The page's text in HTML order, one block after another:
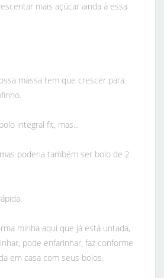
mais açúcar ainda à essa
massa tem que crescer para
integral fit, mas...
poderia também ser bolo de 2
minha aqui que já está untada,
pode enfarinhar, faz conforme
em casa com seus bolos.